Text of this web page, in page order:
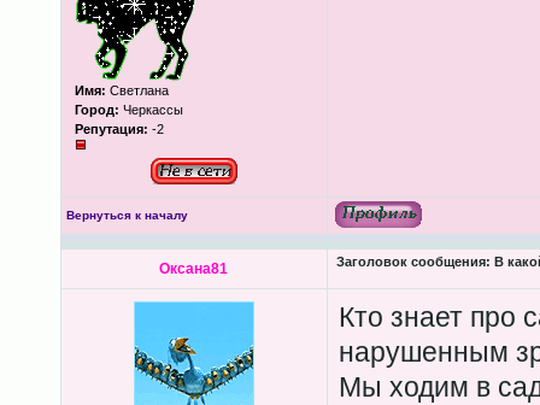
Имя: Cветлана
Город: Черкассы
Репутация: -2
Вернуться к началу
Оксана81 Заголовок сообщения: В
Кто знает про
нарушенным
Мы ходим в